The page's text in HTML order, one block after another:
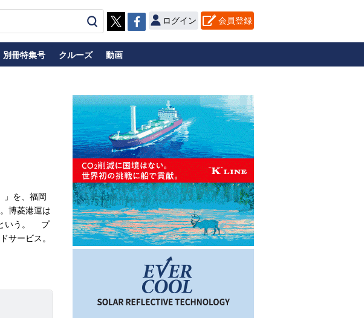
ログイン 会員登録
別冊特集号 クルーズ 動画
」を、福岡
博菱港運は
という。 プ
サービス。